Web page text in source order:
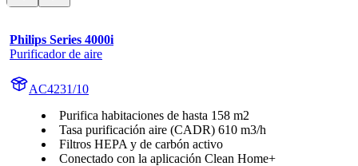
Philips Series 4000i
Purificador de aire
AC4231/10
Purifica habitaciones de hasta 158 m2
Tasa purificación aire (CADR) 610 m3/h
Filtros HEPA y de carbón activo
Conectado con la aplicación Clean Home+